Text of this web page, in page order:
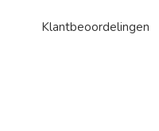
Klantbeoordelingen